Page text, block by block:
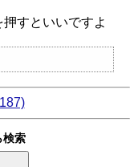
すといいですよ
検索